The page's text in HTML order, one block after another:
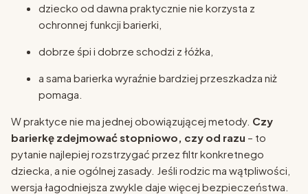
dziecko od dawna praktycznie nie korzysta z
ochronnej funkcji barierki,
dobrze śpi i dobrze schodzi z łóżka,
a sama barierka wyraźnie bardziej przeszkadza niż
pomaga.
W praktyce nie ma jednej obowiązującej metody. Czy
barierkę zdejmować stopniowo, czy od razu – to
pytanie najlepiej rozstrzygać przez filtr konkretnego
dziecka, a nie ogólnej zasady. Jeśli rodzic ma wątpliwości,
wersja łagodniejsza zwykle daje więcej bezpieczeństwa.